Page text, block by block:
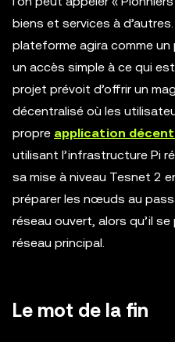
biens et services à
plateforme agira comme
un accès simple à ce qui
projet prévoit d’offrir un
décentralisé où les
propre application
utilisant l’infrastructure Pi
sa mise à niveau Tesnet 2
préparer les nœuds au
réseau ouvert, alors qu’il
réseau principal.
Le mot de la fin